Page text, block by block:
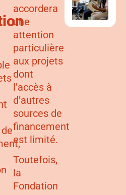
accordera
une
attention
particulière
aux projets
dont
l’accès à
d’autres
sources de
financement
est limité.
Toutefois,
la
Fondation